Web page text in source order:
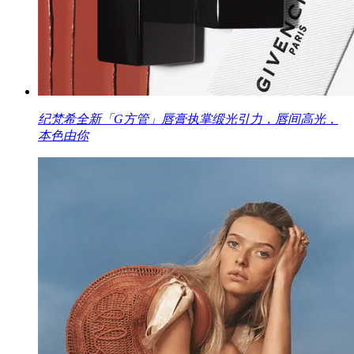
纪梵希全新「G方管」唇膏执掌缎光引力，唇间高光，
本色由你